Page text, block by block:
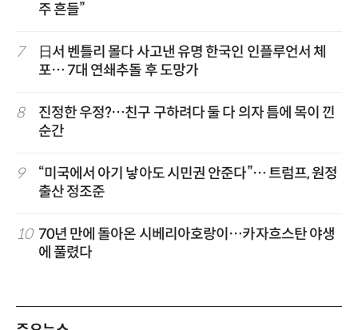
주 흔들”
7
日서 벤틀리 몰다 사고낸 유명 한국인 인플루언서 체
포… 7대 연쇄추돌 후 도망가
8
진정한 우정?…친구 구하려다 둘 다 의자 틈에 목이 낀
순간
9
“미국에서 아기 낳아도 시민권 안준다”… 트럼프, 원정
출산 정조준
10 70년 만에 돌아온 시베리아호랑이…카자흐스탄 야생
에 풀렸다